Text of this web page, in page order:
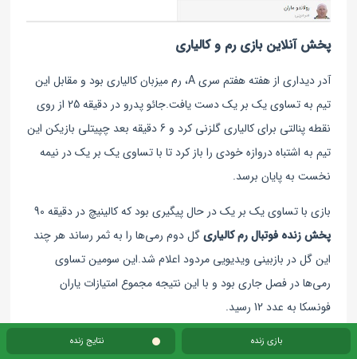
پخش آنلاین بازی رم و کالیاری
آدر دیداری از هفته هفتم سری A، رم میزبان کالیاری بود و مقابل این
تیم به تساوی یک بر یک دست یافت.جائو پدرو در دقیقه 25 از روی
نقطه پنالتی برای کالیاری گلزنی کرد و 6 دقیقه بعد چپیتلی بازیکن این
تیم به اشتباه دروازه خودی را باز کرد تا با تساوی یک بر یک در نیمه
نخست به پایان برسد.
بازی با تساوی یک بر یک در حال پیگیری بود که کالینیچ در دقیقه 90
پخش زنده فوتبال رم کالیاریگل دوم رمی‌ها را به ثمر رساند هر چند
این گل در بازبینی ویدیویی مردود اعلام شد.این سومین تساوی
رمی‌ها در فصل جاری بود و با این نتیجه مجموع امتیازات یاران
فونسکا به عدد 12 رسید.
بازی زنده نتایج زنده